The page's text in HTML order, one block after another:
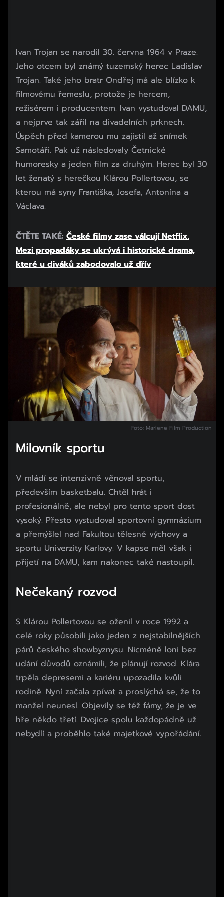
Ivan Trojan se narodil 30. června 1964 v Praze.
Jeho otcem byl známý tuzemský herec Ladislav
Trojan. Také jeho bratr Ondřej má ale blízko k
filmovému řemeslu, protože je hercem,
režisérem i producentem. Ivan vystudoval DAMU,
a nejprve tak zářil na divadelních prknech.
Úspěch před kamerou mu zajistil až snímek
Samotáři. Pak už následovaly Četnické
humoresky a jeden film za druhým. Herec byl 30
let ženatý s herečkou Klárou Pollertovou, se
kterou má syny Františka, Josefa, Antonína a
Václava.
ČTĚTE TAKÉ: České filmy zase válcují Netflix.
Mezi propadáky se ukrývá i historické drama,
které u diváků zabodovalo už dřív
Foto: Marlene Film Production
Milovník sportu
V mládí se intenzivně věnoval sportu,
především basketbalu. Chtěl hrát i
profesionálně, ale nebyl pro tento sport dost
vysoký. Přesto vystudoval sportovní gymnázium
a přemýšlel nad Fakultou tělesné výchovy a
sportu Univerzity Karlovy. V kapse měl však i
přijetí na DAMU, kam nakonec také nastoupil.
Začátek reklamy
Konec reklamy
Nečekaný rozvod
S Klárou Pollertovou se oženil v roce 1992 a
celé roky působili jako jeden z nejstabilnějších
párů českého showbyznysu. Nicméně loni bez
udání důvodů oznámili, že plánují rozvod. Klára
trpěla depresemi a kariéru upozadila kvůli
rodině. Nyní začala zpívat a proslýchá se, že to
manžel neunesl. Objevily se též fámy, že je ve
hře někdo třetí. Dvojice spolu každopádně už
nebydlí a proběhlo také majetkové vypořádání.